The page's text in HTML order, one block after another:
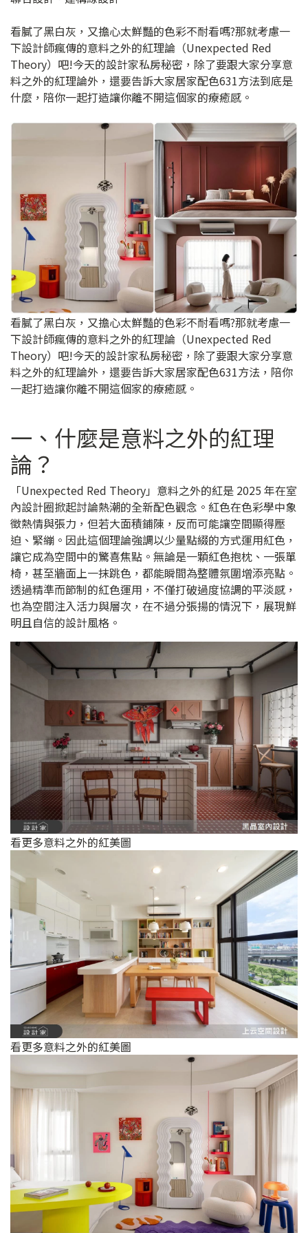
看膩了黑白灰，又擔心太鮮豔的色彩不耐看嗎?那就考慮一
下設計師瘋傳的意料之外的紅理論（Unexpected Red
Theory）吧!今天的設計家私房秘密，除了要跟大家分享意
料之外的紅理論外，還要告訴大家居家配色631方法到底是
什麼，陪你一起打造讓你離不開這個家的療癒感。
看膩了黑白灰，又擔心太鮮豔的色彩不耐看嗎?那就考慮一
下設計師瘋傳的意料之外的紅理論（Unexpected Red
Theory）吧!今天的設計家私房秘密，除了要跟大家分享意
料之外的紅理論外，還要告訴大家居家配色631方法，陪你
一起打造讓你離不開這個家的療癒感。
一、什麼是意料之外的紅理
論？
「Unexpected Red Theory」意料之外的紅是 2025 年在室
內設計圈掀起討論熱潮的全新配色觀念。紅色在色彩學中象
徵熱情與張力，但若大面積鋪陳，反而可能讓空間顯得壓
迫、緊繃。因此這個理論強調以少量點綴的方式運用紅色，
讓它成為空間中的驚喜焦點。無論是一顆紅色抱枕、一張單
椅，甚至牆面上一抹跳色，都能瞬間為整體氛圍增添亮點。
透過精準而節制的紅色運用，不僅打破過度協調的平淡感，
也為空間注入活力與層次，在不過分張揚的情況下，展現鮮
明且自信的設計風格。
看更多意料之外的紅美圖
看更多意料之外的紅美圖